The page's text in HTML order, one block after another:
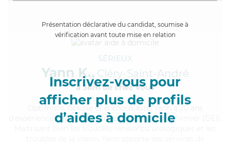
Présentation déclarative du candidat, soumise à
vérification avant toute mise en relation
Inscrivez-vous pour
afficher plus de profils
d’aides à domicile
SÉRIEUX
Yann K., Cléry-Saint-André
à 5km de chez Vous
, flexible et enthousiaste, Yann a 20 ans
d'expérience et possède un diplôme d'Etat d'infirmier (DEI).